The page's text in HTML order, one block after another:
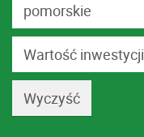
pomorskie
Wartość inwestycji